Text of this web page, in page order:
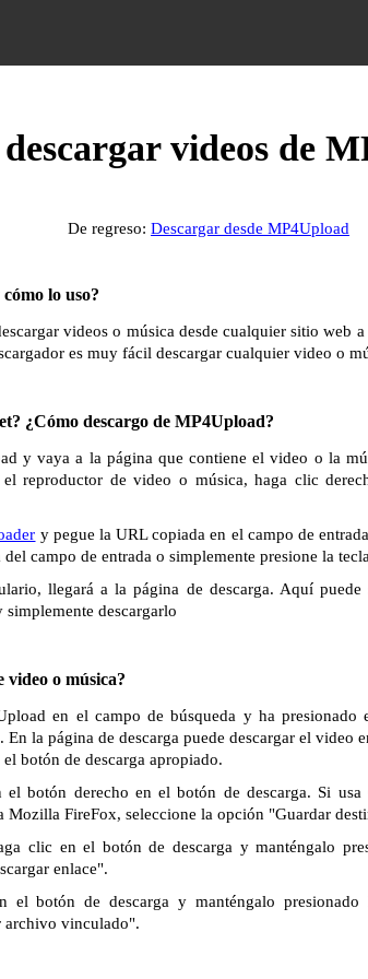
videos de
De regreso: Descargar desde MP4Upload
lo uso?
videos o música desde cualquier sitio web
es muy fácil descargar cualquier video o
¿Cómo descargo de MP4Upload?
y vaya a la página que contiene el video o la
reproductor de video o música, haga clic
y pegue la URL copiada en el campo de
campo de entrada o simplemente presione la
llegará a la página de descarga. Aquí puede
descargarlo
video o música?
en el campo de búsqueda y ha
En la página de descarga puede descargar el video
botón de descarga apropiado.
el botón derecho en el botón de descarga. Si
Mozilla FireFox, seleccione la opción "Guardar
clic en el botón de descarga y manténgalo
enlace".
el botón de descarga y manténgalo presionado
archivo vinculado".